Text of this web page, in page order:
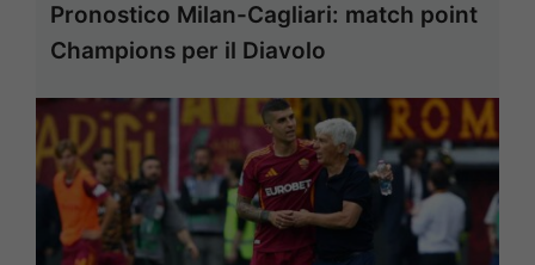
Pronostico Milan-Cagliari: match point
Champions per il Diavolo